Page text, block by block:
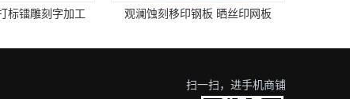
板 晒丝印网板 观澜大水坑激光镭射加工
扫一扫，进手机商铺